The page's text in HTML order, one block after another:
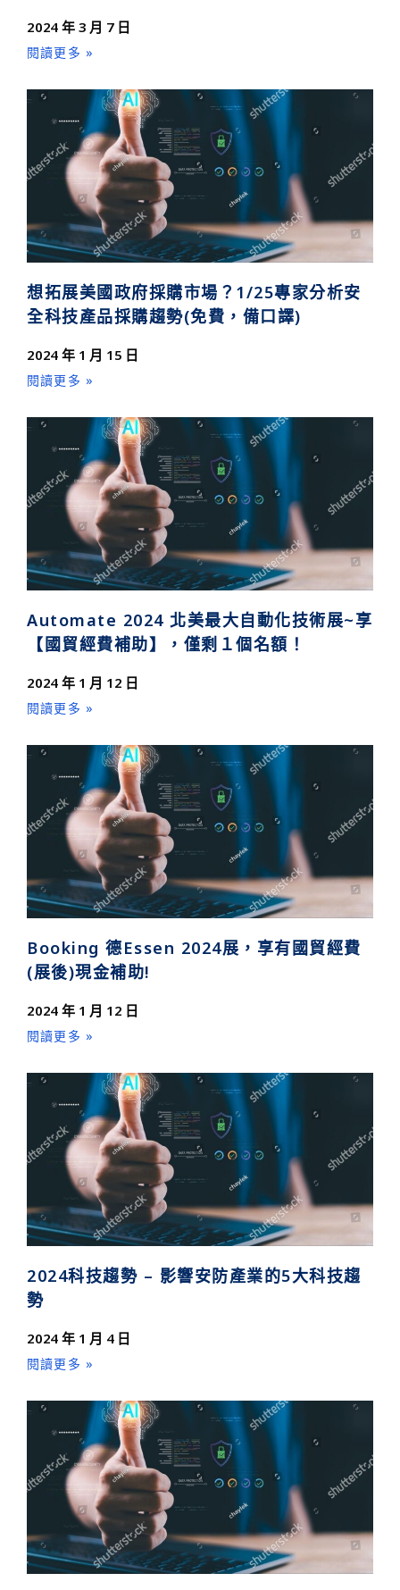
2024 年 3 月 7 日
閱讀更多 »
想拓展美國政府採購市場？1/25專家分析安
全科技產品採購趨勢(免費，備口譯)
2024 年 1 月 15 日
閱讀更多 »
Automate 2024 北美最大自動化技術展~享
【國貿經費補助】，僅剩１個名額！
2024 年 1 月 12 日
閱讀更多 »
Booking 德Essen 2024展，享有國貿經費
(展後)現金補助!
2024 年 1 月 12 日
閱讀更多 »
2024科技趨勢 – 影響安防產業的5大科技趨
勢
2024 年 1 月 4 日
閱讀更多 »